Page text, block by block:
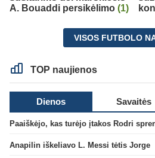
A. Bouaddi persikėlimo (1)
VISOS FUTBOLO
TOP naujienos
Dienos Savaitės
Anapilin iškeliavo L. Messi tėtis Jorge